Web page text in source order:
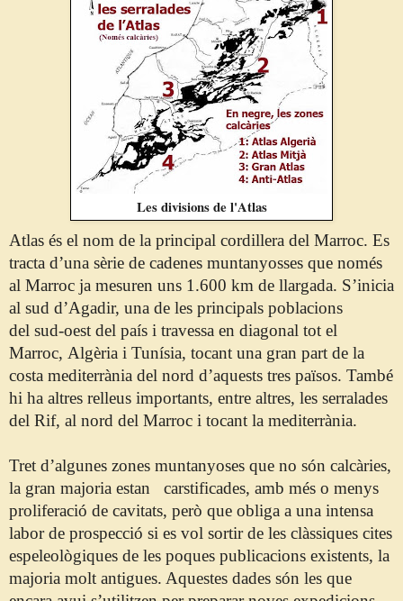
Les divisions de l'Atlas
Atlas és el nom de la principal cordillera del Marroc. Es
tracta d’una sèrie de cadenes muntanyosses que només
al Marroc ja mesuren uns 1.600 km de llargada. S’inicia
al sud d’Agadir, una de les principals poblacions
del sud-oest del país i travessa en diagonal tot el
Marroc, Algèria i Tunísia, tocant una gran part de la
costa mediterrània del nord d’aquests tres països. També
hi ha altres relleus importants, entre altres, les serralades
del Rif, al nord del Marroc i tocant la mediterrània.
Tret d’algunes zones muntanyoses que no són calcàries,
la gran majoria estan carstificades, amb més o menys
proliferació de cavitats, però que obliga a una intensa
labor de prospecció si es vol sortir de les clàssiques cites
espeleològiques de les poques publicacions existents, la
majoria molt antigues. Aquestes dades són les que